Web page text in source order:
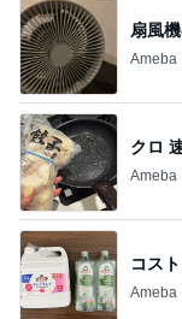
扇風
Ameba
クロ
Ameba
コス
Ameba